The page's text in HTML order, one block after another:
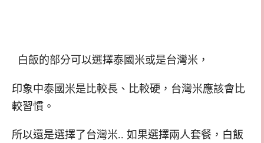
白飯的部分可以選擇泰國米或是台灣米，
印象中泰國米是比較長、比較硬，台灣米應該會比
較習慣。
所以還是選擇了台灣米.. 如果選擇兩人套餐，白飯